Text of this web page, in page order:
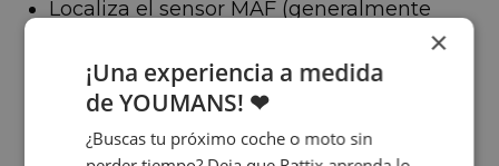
Localiza el sensor MAF (generalmente
Desconéctalo con cuidado.
Usa un limpiador especial para sensores
MAF (evita productos comunes).
Rocía el limpiador sin tocar el sensor.
×
¡Una experiencia a medida
de YOUMANS! ❤
¿Buscas tu próximo coche o moto sin